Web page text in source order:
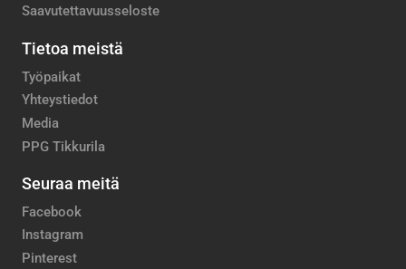
Saavutettavuusseloste
Tietoa meistä
Työpaikat
Yhteystiedot
Media
PPG Tikkurila
Seuraa meitä
Facebook
Instagram
Pinterest